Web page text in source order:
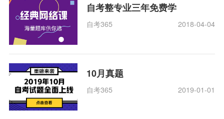
自考整专业三年免费学
自考365 2018-04-04
10月真题
自考365 2019-01-01